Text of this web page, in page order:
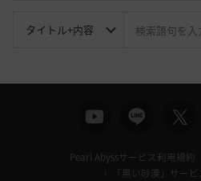
Pearl Abyssサービス利用規約
「黒い砂漠」サー